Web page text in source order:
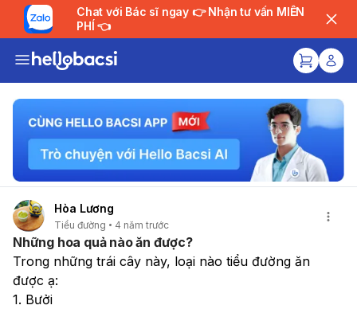
Chat với Bác sĩ ngay 👉 Nhận tư vấn MIỄN
PHÍ 👈
Hòa Lương
Tiểu đường 4 năm trước
Những hoa quả nào ăn được?
Trong những trái cây này, loại nào tiểu đường ăn
được ạ:
1. Bưởi